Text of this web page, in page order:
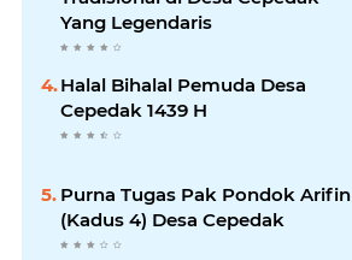
Yang Legendaris
Halal Bihalal Pemuda Desa
Cepedak 1439 H
Purna Tugas Pak Pondok Arifin
(Kadus 4) Desa Cepedak